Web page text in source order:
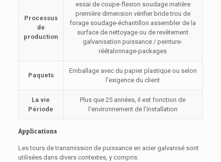
Processus
de
production
essai de coupe-flexion soudage matière
première dimension vérifier bride trou de
forage soudage-échantillon assembler de la
surface de nettoyage ou de revêtement
galvanisation puissance / peinture-
réétalonnage-packages
Paquets
Emballage avec du papier plastique ou selon
l'exigence du client
La vie
Période
Plus que 25 années, il est fonction de
l'environnement de l'installation
Applications
Les tours de transmission de puissance en acier galvanisé sont
utilisées dans divers contextes, y compris: